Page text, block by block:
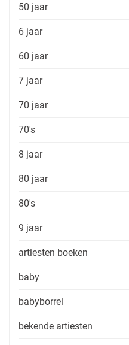
50 jaar
6 jaar
60 jaar
7 jaar
70 jaar
70's
8 jaar
80 jaar
80's
9 jaar
artiesten boeken
baby
babyborrel
bekende artiesten